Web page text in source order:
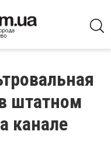
штатном
канале